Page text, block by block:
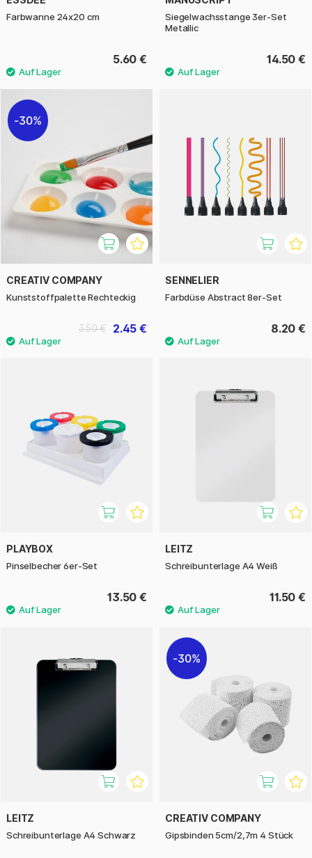
Farbwanne 24x20 cm
5.60 €
Siegelwachsstange 3er-Set
Metallic
14.50 €
30%
CREATIV COMPANY
Kunststoffpalette Rechteckig
2.45 €
3.50 €
SENNELIER
Farbdüse Abstract 8er-Set
8.20 €
PLAYBOX
Pinselbecher 6er-Set
13.50 €
LEITZ
Schreibunterlage A4 Weiß
11.50 €
LEITZ
Schreibunterlage A4 Schwarz
30%
CREATIV COMPANY
Gipsbinden 5cm/2,7m 4 Stück